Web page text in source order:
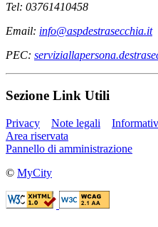
Tel: 03761410458
Email: info@aspdestrasecchia.it
PEC:
Sezione Link Utili
Privacy Note legali
Area riservata
Pannello di amministrazione
© MyCity